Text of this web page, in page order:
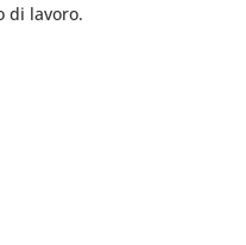
di lavoro.